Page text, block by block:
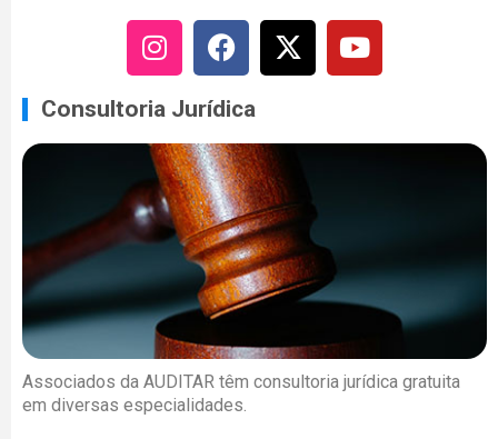
Consultoria Jurídica
Associados da AUDITAR têm consultoria jurídica gratuita
em diversas especialidades.